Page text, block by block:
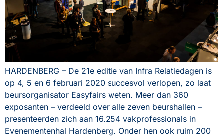
HARDENBERG – De 21e editie van Infra Relatiedagen is
op 4, 5 en 6 februari 2020 succesvol verlopen, zo laat
beursorganisator Easyfairs weten. Meer dan 360
exposanten – verdeeld over alle zeven beurshallen –
presenteerden zich aan 16.254 vakprofessionals in
Evenementenhal Hardenberg. Onder hen ook ruim 200